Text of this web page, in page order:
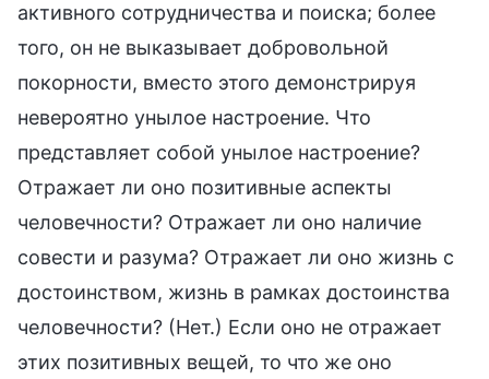
активного сотрудничества и поиска; более
того, он не выказывает добровольной
покорности, вместо этого демонстрируя
невероятно унылое настроение. Что
представляет собой унылое настроение?
Отражает ли оно позитивные аспекты
человечности? Отражает ли оно наличие
совести и разума? Отражает ли оно жизнь с
достоинством, жизнь в рамках достоинства
человечности? (Нет.) Если оно не отражает
этих позитивных вещей, то что же оно